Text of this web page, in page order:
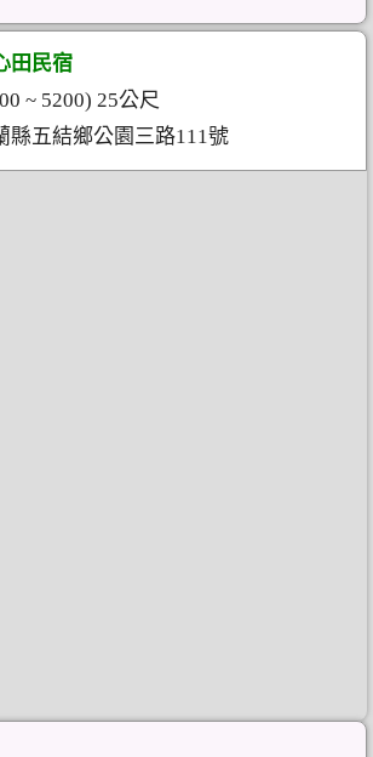
田民宿
~ 5200) 25公尺
縣五結鄉公園三路111號